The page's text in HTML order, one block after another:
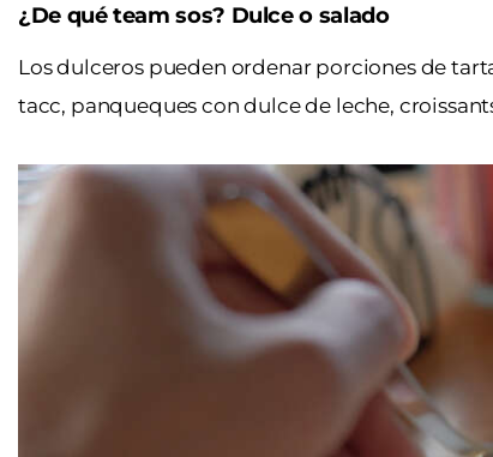
¿De qué team sos? Dulce o salado
Los dulceros pueden ordenar porciones de
tacc, panqueques con dulce de leche,